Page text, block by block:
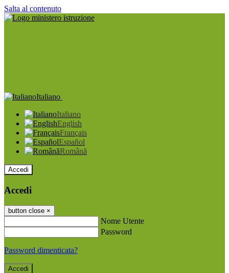
Salta al contenuto
Italiano
Italiano
English
Français
Español
Română
Accedi
Accedi
button close ×
Nome Utente
Password
Password dimenticata?